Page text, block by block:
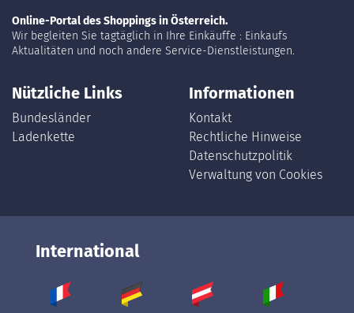
Online-Portal des Shoppings in Österreich.
Wir begleiten Sie tagtäglich in Ihre Einkäuffe : Einkaufs
Aktualitäten und noch andere Service-Dienstleistungen.
Nützliche Links
Bundesländer
Ladenkette
Informationen
Kontakt
Rechtliche Hinweise
Datenschutzpolitik
Verwaltung von Cookies
International